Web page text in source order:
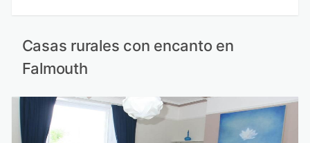
Casas rurales con encanto en
Falmouth